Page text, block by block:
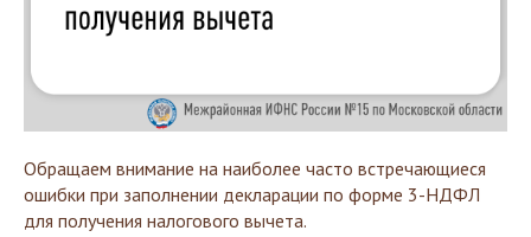
Обращаем внимание на наиболее часто встречающиеся
ошибки при заполнении декларации по форме 3-НДФЛ
для получения налогового вычета.